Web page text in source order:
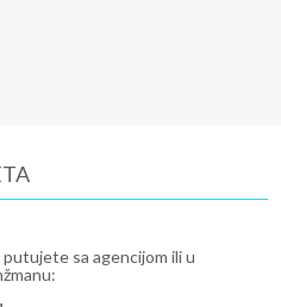
sa agencijom ili u